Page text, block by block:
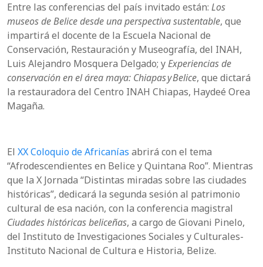
Entre las conferencias del país invitado están: Los
museos de Belice desde una perspectiva sustentable, que
impartirá el docente de la Escuela Nacional de
Conservación, Restauración y Museografía, del INAH,
Luis Alejandro Mosquera Delgado; yExperiencias de
conservación en el área maya: Chiapas y Belice, que dictará
la restauradora del Centro INAH Chiapas, Haydeé Orea
Magaña.
El XX Coloquio de Africanías abrirá con el tema
“Afrodescendientes en Belice y Quintana Roo”. Mientras
que la X Jornada “Distintas miradas sobre las ciudades
históricas”, dedicará la segunda sesión al patrimonio
cultural de esa nación, con la conferencia magistral
Ciudades históricas beliceñas, a cargo de Giovani Pinelo,
del Instituto de Investigaciones Sociales y Culturales-
Instituto Nacional de Cultura e Historia, Belize.